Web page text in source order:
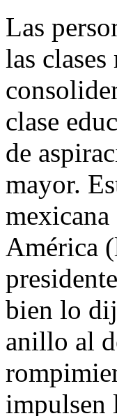
Las
las
clase
de
mayor.
América
bien lo
anillo al
impulsen